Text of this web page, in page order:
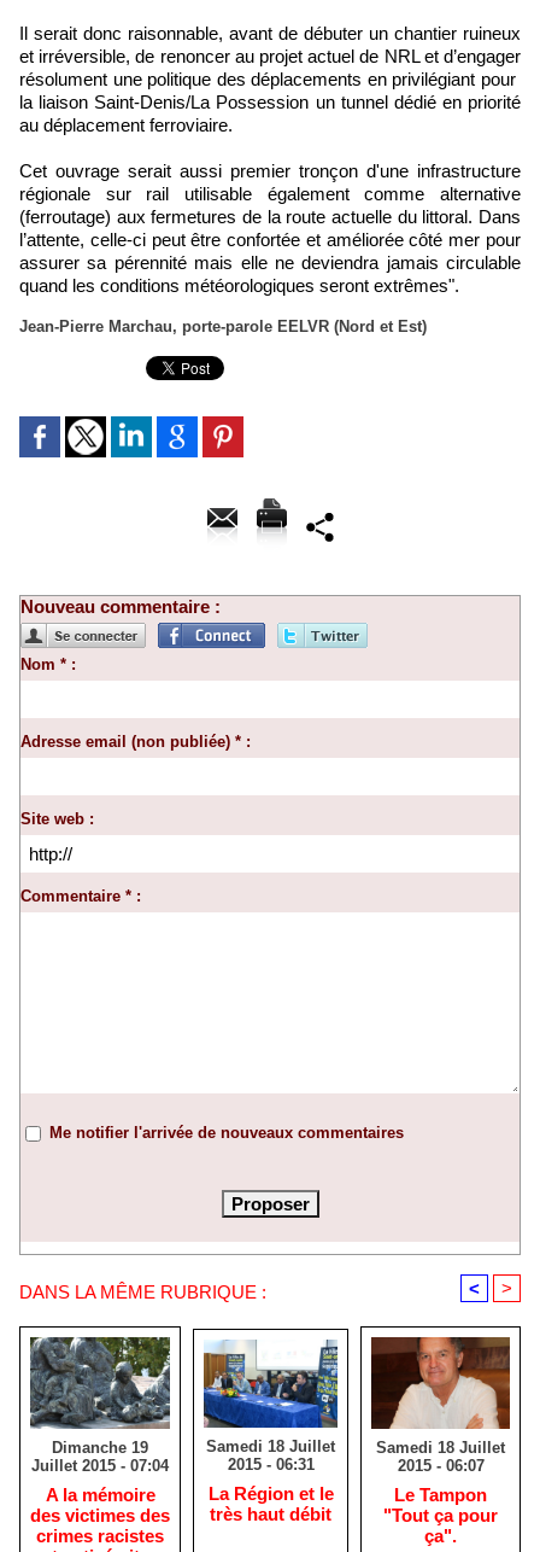
Il serait donc raisonnable, avant de débuter un chantier ruineux
et irréversible, de renoncer au projet actuel de NRL et d’engager
résolument une politique des déplacements en privilégiant pour
la liaison Saint-Denis/La Possession un tunnel dédié en priorité
au déplacement ferroviaire.
Cet ouvrage serait aussi premier tronçon d'une infrastructure
régionale sur rail utilisable également comme alternative
(ferroutage) aux fermetures de la route actuelle du littoral. Dans
l’attente, celle-ci peut être confortée et améliorée côté mer pour
assurer sa pérennité mais elle ne deviendra jamais circulable
quand les conditions météorologiques seront extrêmes".
Jean-Pierre Marchau, porte-parole EELVR (Nord et Est)
Nouveau commentaire :
Nom * :
Adresse email (non publiée) * :
Site web :
Commentaire * :
Me notifier l'arrivée de nouveaux commentaires
DANS LA MÊME RUBRIQUE : < >
Dimanche 19
Juillet 2015 - 07:04
A la mémoire
des victimes des
crimes racistes
Samedi 18 Juillet
2015 - 06:31
La Région et le
très haut débit
Samedi 18 Juillet
2015 - 06:07
Le Tampon
"Tout ça pour
ça".